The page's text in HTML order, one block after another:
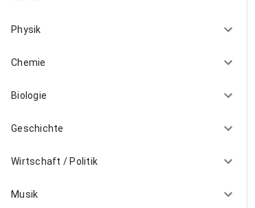
Physik
Chemie
Biologie
Geschichte
Wirtschaft / Politik
Musik